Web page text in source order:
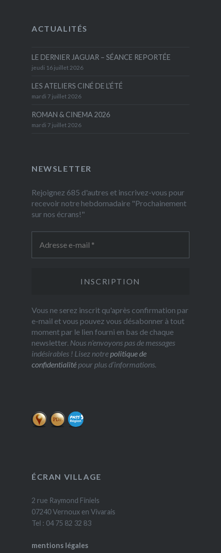
ACTUALITÉS
LE DERNIER JAGUAR – SÉANCE REPORTÉE
jeudi 16 juillet 2026
LES ATELIERS CINÉ DE L’ÉTÉ
mardi 7 juillet 2026
ROMAN & CINEMA 2026
mardi 7 juillet 2026
NEWSLETTER
Rejoignez 685 d'autres et inscrivez-vous pour
recevoir notre hebdomadaire "Prochainement
sur nos écrans!"
Vous ne serez inscrit qu'après confirmation par
e-mail et vous pouvez vous désabonner à tout
moment par le lien fourni en bas de chaque
newsletter. Nous n’envoyons pas de messages
indésirables ! Lisez notrepolitique de
confidentialitépour plus d’informations.
ÉCRAN VILLAGE
2 rue Raymond Finiels
07240 Vernoux en Vivarais
Tel : 04 75 82 32 83
mentions légales